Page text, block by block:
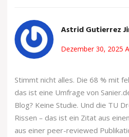
Astrid Gutierrez
Dezember 30, 2025
Stimmt nicht alles. Die 68 % mit
das ist eine Umfrage von
Blog? Keine Studie. Und die TU
Rissen – das ist ein Zitat aus
aus einer peer-reviewed